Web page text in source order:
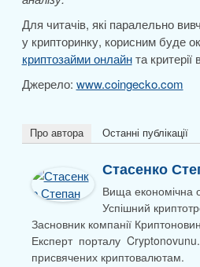
Для читачів, які паралельно
у крипторинку, корисним буде
криптозайми онлайнта
Джерело: www.coingecko.com
Про автора Останні публікації
Стасенко
Вища економічна
Успішний
Засновник компанії
Експерт порталу
присвячених криптовалютам.